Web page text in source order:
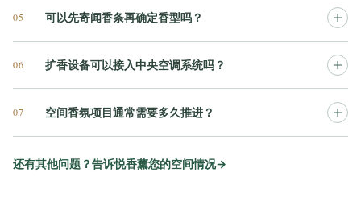
05 可以先寄闻香条再确定香型吗？
06 扩香设备可以接入中央空调系统吗？
07 空间香氛项目通常需要多久推进？
还有其他问题？告诉悦香薰您的空间情况→